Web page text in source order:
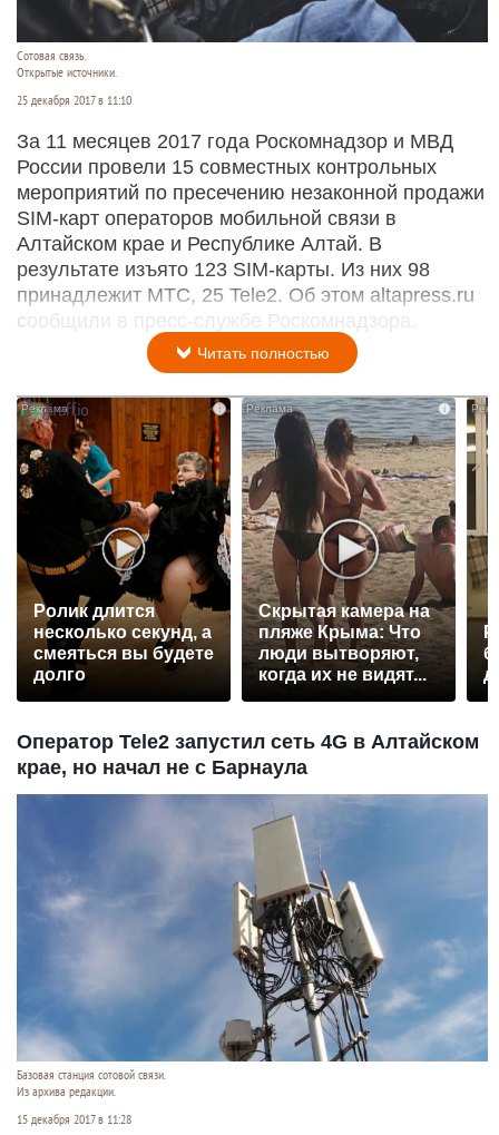
Сотовая связь.
Открытые источники.
25 декабря 2017 в 11:10
За 11 месяцев 2017 года Роскомнадзор и МВД
России провели 15 совместных контрольных
мероприятий по пресечению незаконной продажи
SIM-карт операторов мобильной связи в
Алтайском крае и Республике Алтай. В
результате изъято 123 SIM-карты. Из них 98
принадлежит МТС, 25 Tele2. Об этом altapress.ru
сообщили в пресс-службе Роскомнадзора.
Читать полностью
Ролик длится
несколько секунд, а
смеяться вы будете
долго
i
Скрытая камера на
пляже Крыма: Что
люди вытворяют,
когда их не видят...
Оператор Tele2 запустил сеть 4G в Алтайском
крае, но начал не с Барнаула
Базовая станция сотовой связи.
Из архива редакции.
15 декабря 2017 в 11:28